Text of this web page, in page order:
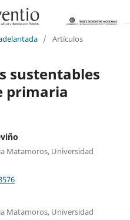
/ Artículos
sustentables
primaria
Matamoros, Universidad
Matamoros, Universidad